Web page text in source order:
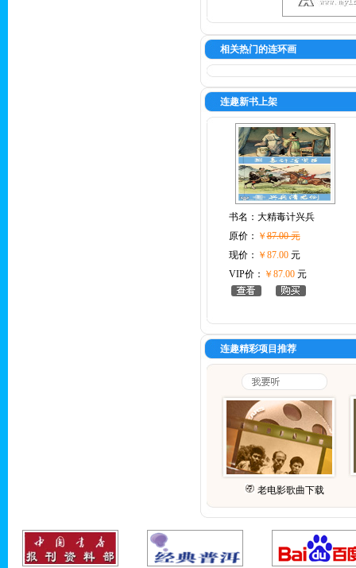
相关热门的连环画
连趣新书上架
书名： 大精毒计兴兵
原价： ￥87.00 元
现价： ￥87.00元
VIP价： ￥87.00元
连趣精彩项目推荐
老电影歌曲下载